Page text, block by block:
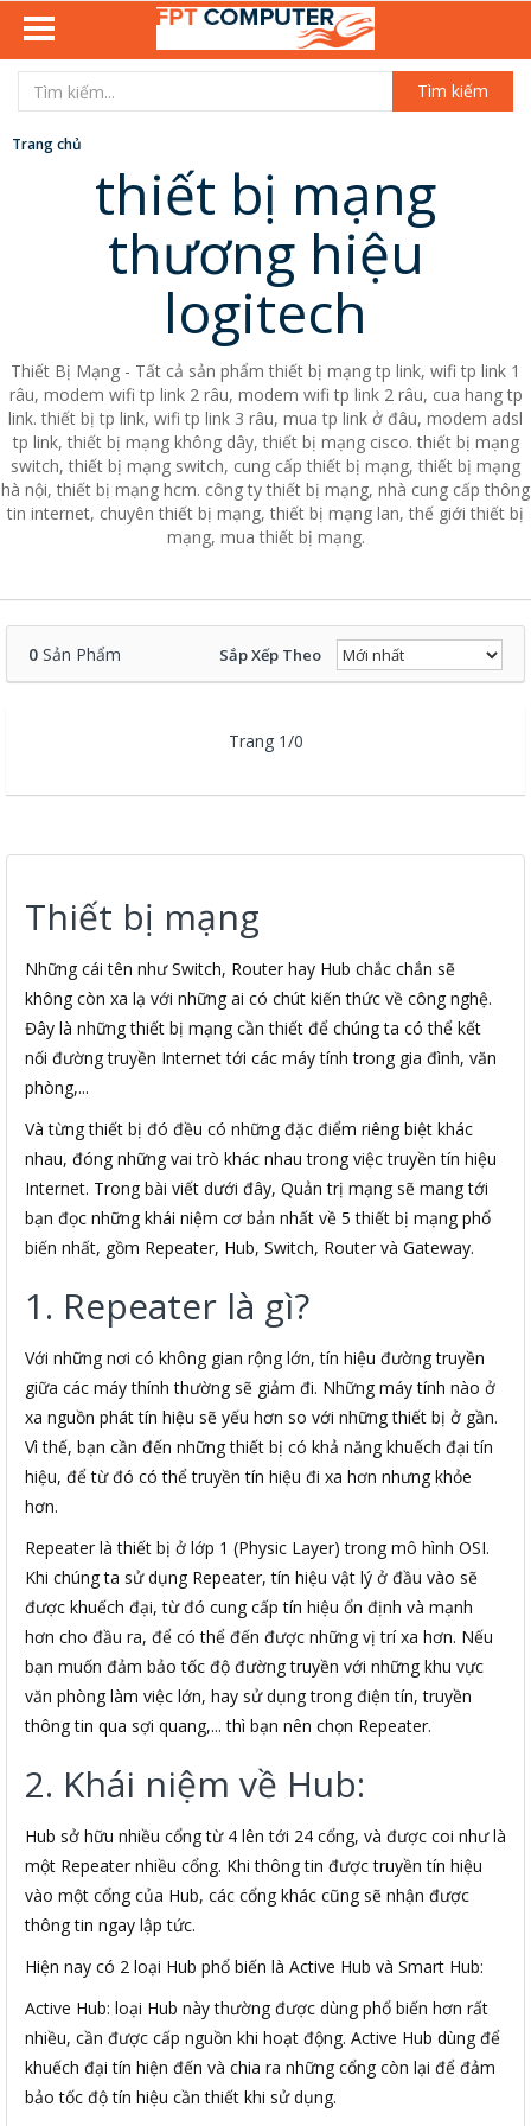
Tìm kiếm
Trang chủ
thiết bị mạng
thương hiệu
logitech
Thiết Bị Mạng - Tất cả sản phẩm thiết bị mạng tp link, wifi tp link 1
râu, modem wifi tp link 2 râu, modem wifi tp link 2 râu, cua hang tp
link. thiết bị tp link, wifi tp link 3 râu, mua tp link ở đâu, modem adsl
tp link, thiết bị mạng không dây, thiết bị mạng cisco. thiết bị mạng
switch, thiết bị mạng switch, cung cấp thiết bị mạng, thiết bị mạng
hà nội, thiết bị mạng hcm. công ty thiết bị mạng, nhà cung cấp thông
tin internet, chuyên thiết bị mạng, thiết bị mạng lan, thế giới thiết bị
mạng, mua thiết bị mạng.
0 Sản Phẩm Sắp Xếp Theo
Trang 1/0
Thiết bị mạng
Những cái tên như Switch, Router hay Hub chắc chắn sẽ
không còn xa lạ với những ai có chút kiến thức về công nghệ.
Đây là những thiết bị mạng cần thiết để chúng ta có thể kết
nối đường truyền Internet tới các máy tính trong gia đình, văn
phòng,...
Và từng thiết bị đó đều có những đặc điểm riêng biệt khác
nhau, đóng những vai trò khác nhau trong việc truyền tín hiệu
Internet. Trong bài viết dưới đây, Quản trị mạng sẽ mang tới
bạn đọc những khái niệm cơ bản nhất về 5 thiết bị mạng phổ
biến nhất, gồm Repeater, Hub, Switch, Router và Gateway.
1. Repeater là gì?
Với những nơi có không gian rộng lớn, tín hiệu đường truyền
giữa các máy thính thường sẽ giảm đi. Những máy tính nào ở
xa nguồn phát tín hiệu sẽ yếu hơn so với những thiết bị ở gần.
Vì thế, bạn cần đến những thiết bị có khả năng khuếch đại tín
hiệu, để từ đó có thể truyền tín hiệu đi xa hơn nhưng khỏe
hơn.
Repeater là thiết bị ở lớp 1 (Physic Layer) trong mô hình OSI.
Khi chúng ta sử dụng Repeater, tín hiệu vật lý ở đầu vào sẽ
được khuếch đại, từ đó cung cấp tín hiệu ổn định và mạnh
hơn cho đầu ra, để có thể đến được những vị trí xa hơn. Nếu
bạn muốn đảm bảo tốc độ đường truyền với những khu vực
văn phòng làm việc lớn, hay sử dụng trong điện tín, truyền
thông tin qua sợi quang,... thì bạn nên chọn Repeater.
2. Khái niệm về Hub:
Hub sở hữu nhiều cổng từ 4 lên tới 24 cổng, và được coi như là
một Repeater nhiều cổng. Khi thông tin được truyền tín hiệu
vào một cổng của Hub, các cổng khác cũng sẽ nhận được
thông tin ngay lập tức.
Hiện nay có 2 loại Hub phổ biến là Active Hub và Smart Hub:
Active Hub: loại Hub này thường được dùng phổ biến hơn rất
nhiều, cần được cấp nguồn khi hoạt động. Active Hub dùng để
khuếch đại tín hiện đến và chia ra những cổng còn lại để đảm
bảo tốc độ tín hiệu cần thiết khi sử dụng.